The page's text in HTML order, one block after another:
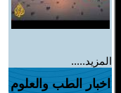
المزيد.....
اخبار الطب والعلوم